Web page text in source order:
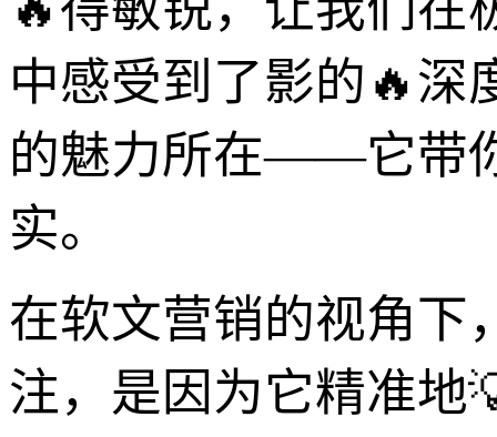
中感受到了影的🔥深
的魅力所在——它带
实。
在软文营销的视角下
注，是因为它精准地